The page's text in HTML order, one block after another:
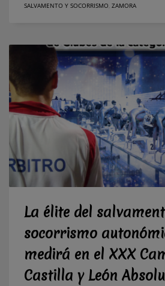
SALVAMENTO Y SOCORRISMO ZAMORA
La élite del
socorrismo
medirá en el XXX
Castilla y León